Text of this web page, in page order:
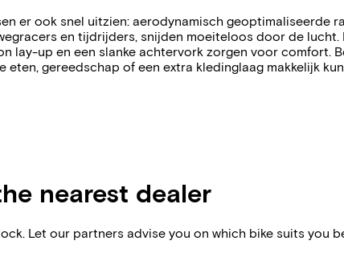
er ook snel uitzien: aerodynamisch geoptimaliseerde
en tijdrijders, snijden moeiteloos door de
lay-up en een slanke achtervork zorgen voor comfort.
gereedschap of een extra kledinglaag makkelijk
nearest dealer
Let our partners advise you on which bike suits you